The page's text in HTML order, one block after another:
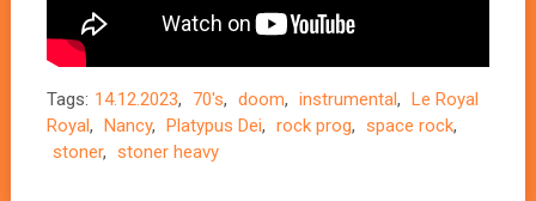
Tags: 14.12.2023, 70's, doom, instrumental, Le Royal
Royal, Nancy, Platypus Dei, rock prog, space rock,
stoner, stoner heavy